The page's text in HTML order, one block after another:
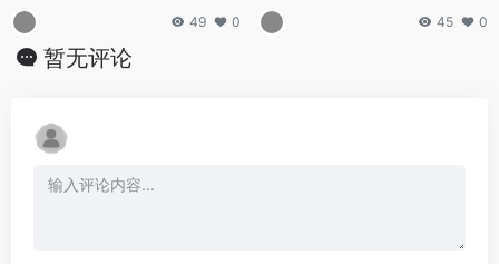
用指南
49 0 45 0
暂无评论